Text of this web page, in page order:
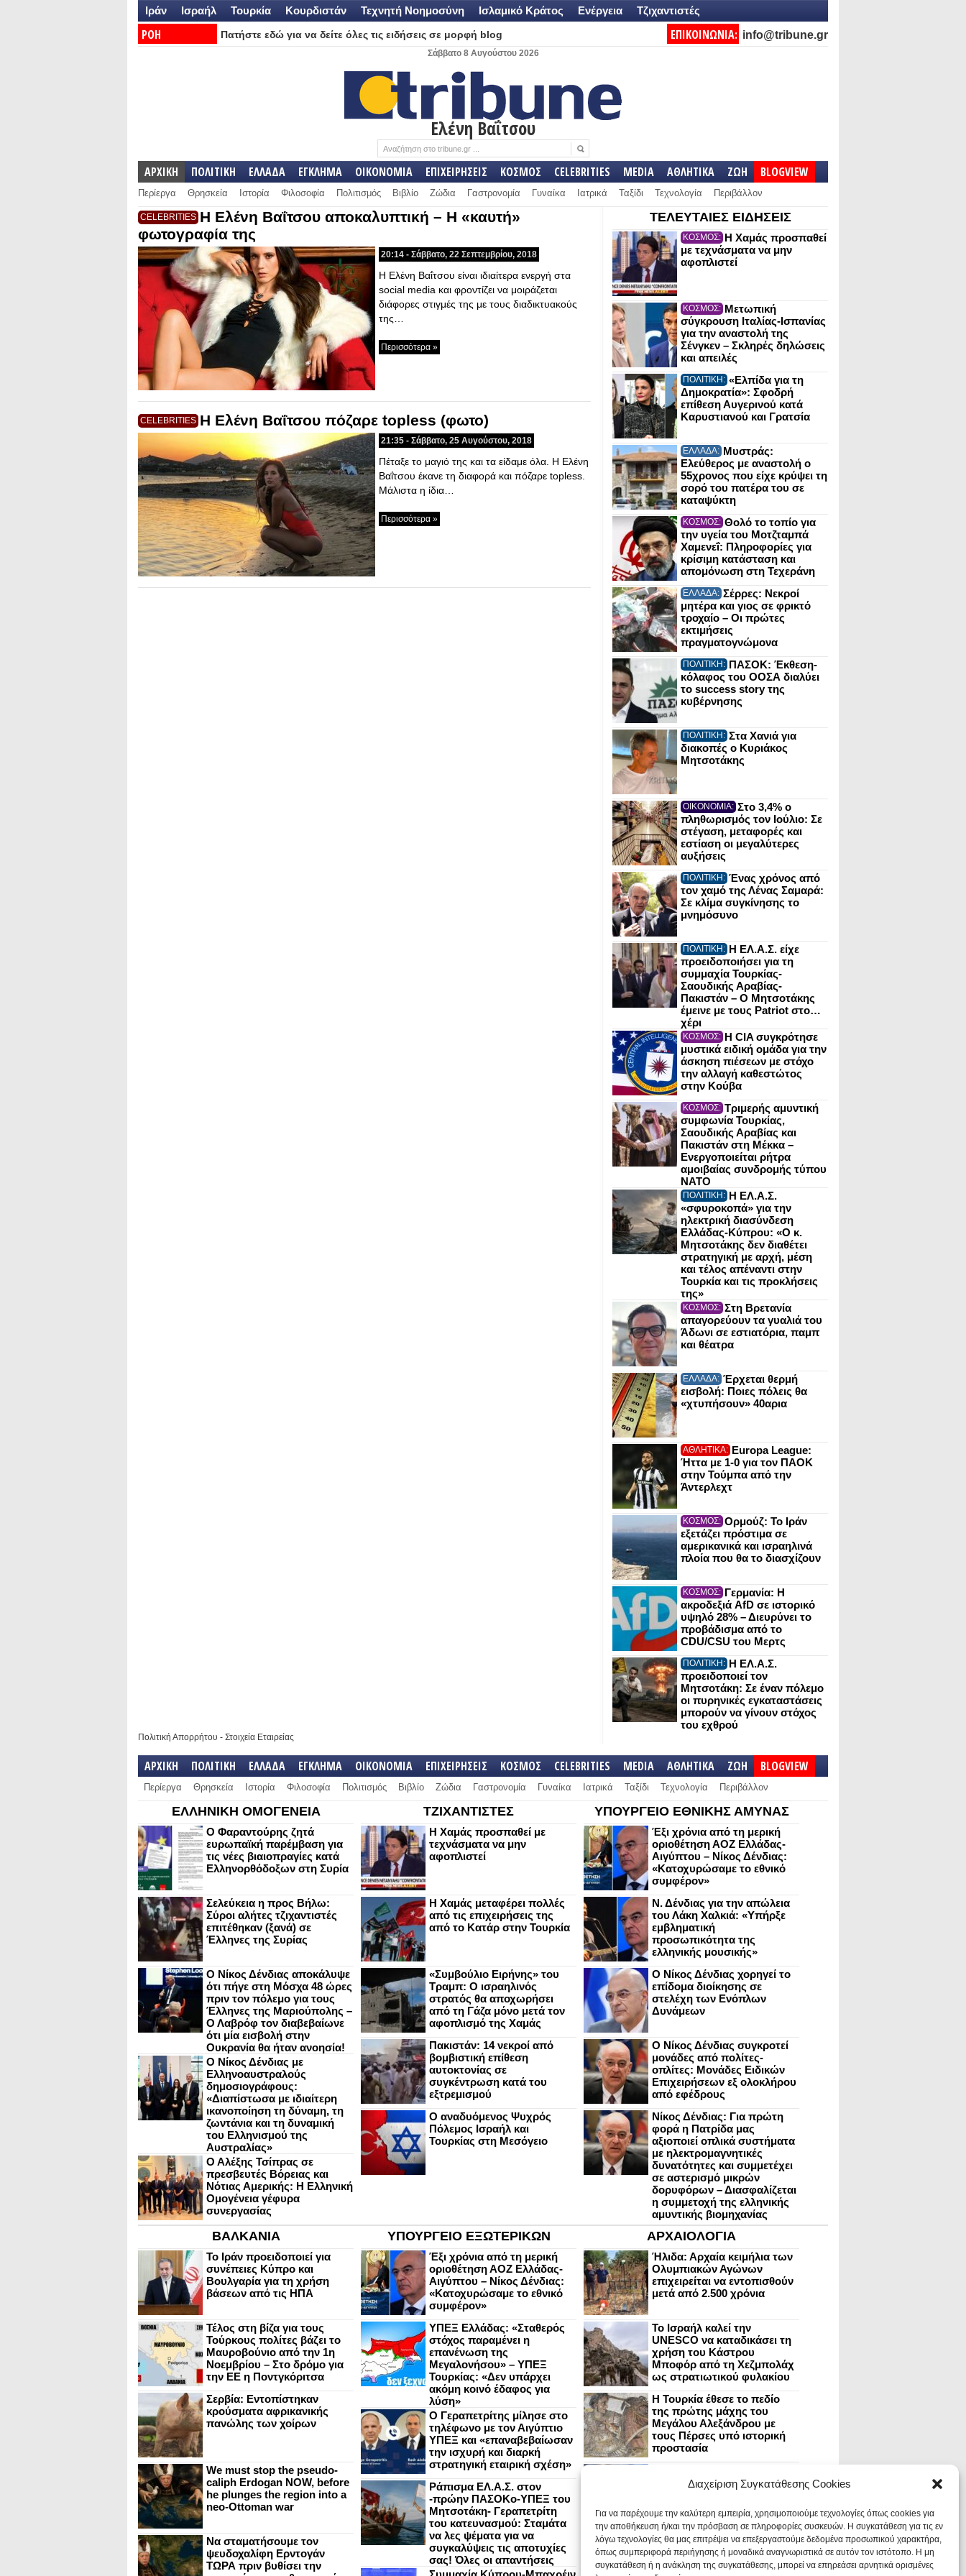
Διαχείριση Συγκατάθεσης Cookies
Για να παρέχουμε την καλύτερη εμπειρία, χρησιμοποιούμε τεχνολογίες όπως cookies για
την αποθήκευση ή/και την πρόσβαση σε πληροφορίες συσκευών. Η συγκατάθεση για τις εν
λόγω τεχνολογίες θα μας επιτρέψει να επεξεργαστούμε δεδομένα προσωπικού χαρακτήρα,
όπως συμπεριφορά περιήγησης ή μοναδικά αναγνωριστικά σε αυτόν τον ιστότοπο. Η μη
συγκατάθεση ή η ανάκληση της συγκατάθεσης, μπορεί να επηρεάσει αρνητικά ορισμένες
Ιράν Ισραήλ Τουρκία Κουρδιστάν Τεχνητή Νοημοσύνη Ισλαμικό Κράτος Ενέργεια Τζιχαντιστές
ΡΟΗ
Πατήστε εδώ για να δείτε όλες τις ειδήσεις σε μορφή blog ΕΠΙΚΟΙΝΩΝΙΑ: info@tribune.gr
Σάββατο 8 Αυγούστου 2026
Ελένη Βαΐτσου
ΑΡΧΙΚΗ ΠΟΛΙΤΙΚΗ ΕΛΛΑΔΑ ΕΓΚΛΗΜΑ ΟΙΚΟΝΟΜΙΑ ΕΠΙΧΕΙΡΗΣΕΙΣ ΚΟΣΜΟΣ CELEBRITIES MEDIA ΑΘΛΗΤΙΚΑ ΖΩΗ BLOGVIEW
Περίεργα Θρησκεία Ιστορία Φιλοσοφία Πολιτισμός Βιβλίο Ζώδια Γαστρονομία Γυναίκα Ιατρικά Ταξίδι Τεχνολογία Περιβάλλον
CELEBRITIES H Ελένη Βαΐτσου αποκαλυπτική – Η «καυτή»
φωτογραφία της
20:14 - Σάββατο, 22 Σεπτεμβρίου, 2018
Η Ελένη Βαΐτσου είναι ιδιαίτερα ενεργή στα
social media και φροντίζει να μοιράζεται
διάφορες στιγμές της με τους διαδικτυακούς
της…
Περισσότερα »
CELEBRITIES Η Ελένη Βαΐτσου πόζαρε topless (φωτο)
21:35 - Σάββατο, 25 Αυγούστου, 2018
Πέταξε το μαγιό της και τα είδαμε όλα. Η Ελένη
Βαΐτσου έκανε τη διαφορά και πόζαρε topless.
Μάλιστα η ίδια…
Περισσότερα »
ΤΕΛΕΥΤΑΙΕΣ ΕΙΔΗΣΕΙΣ
ΚΟΣΜΟΣ: Η Χαμάς προσπαθεί
με τεχνάσματα να μην
αφοπλιστεί
ΚΟΣΜΟΣ: Μετωπική
σύγκρουση Ιταλίας-Ισπανίας
για την αναστολή της
Σένγκεν – Σκληρές δηλώσεις
και απειλές
ΠΟΛΙΤΙΚΗ: «Ελπίδα για τη
Δημοκρατία»: Σφοδρή
επίθεση Αυγερινού κατά
Καρυστιανού και Γρατσία
ΕΛΛΑΔΑ: Μυστράς:
Ελεύθερος με αναστολή ο
55χρονος που είχε κρύψει τη
σορό του πατέρα του σε
καταψύκτη
ΚΟΣΜΟΣ: Θολό το τοπίο για
την υγεία του Μοτζταμπά
Χαμενεΐ: Πληροφορίες για
κρίσιμη κατάσταση και
απομόνωση στη Τεχεράνη
ΕΛΛΑΔΑ: Σέρρες: Νεκροί
μητέρα και γιος σε φρικτό
τροχαίο – Οι πρώτες
εκτιμήσεις
πραγματογνώμονα
ΠΟΛΙΤΙΚΗ: ΠΑΣΟΚ: Έκθεση-
κόλαφος του ΟΟΣΑ διαλύει
το success story της
κυβέρνησης
ΠΟΛΙΤΙΚΗ: Στα Χανιά για
διακοπές ο Κυριάκος
Μητσοτάκης
ΟΙΚΟΝΟΜΙΑ: Στο 3,4% ο
πληθωρισμός τον Ιούλιο: Σε
στέγαση, μεταφορές και
εστίαση οι μεγαλύτερες
αυξήσεις
ΠΟΛΙΤΙΚΗ: Ένας χρόνος από
τον χαμό της Λένας Σαμαρά:
Σε κλίμα συγκίνησης το
μνημόσυνο
ΠΟΛΙΤΙΚΗ: Η ΕΛ.Α.Σ. είχε
προειδοποιήσει για τη
συμμαχία Τουρκίας-
Σαουδικής Αραβίας-
Πακιστάν – Ο Μητσοτάκης
έμεινε με τους Patriot στο…
χέρι
ΚΟΣΜΟΣ: Η CIA συγκρότησε
μυστικά ειδική ομάδα για την
άσκηση πιέσεων με στόχο
την αλλαγή καθεστώτος
στην Κούβα
ΚΟΣΜΟΣ: Τριμερής αμυντική
συμφωνία Τουρκίας,
Σαουδικής Αραβίας και
Πακιστάν στη Μέκκα –
Ενεργοποιείται ρήτρα
αμοιβαίας συνδρομής τύπου
NATO
ΠΟΛΙΤΙΚΗ: Η ΕΛ.Α.Σ.
«σφυροκοπά» για την
ηλεκτρική διασύνδεση
Ελλάδας-Κύπρου: «Ο κ.
Μητσοτάκης δεν διαθέτει
στρατηγική με αρχή, μέση
και τέλος απέναντι στην
Τουρκία και τις προκλήσεις
της»
ΚΟΣΜΟΣ: Στη Βρετανία
απαγορεύουν τα γυαλιά του
Άδωνι σε εστιατόρια, παμπ
και θέατρα
ΕΛΛΑΔΑ: Έρχεται θερμή
εισβολή: Ποιες πόλεις θα
«χτυπήσουν» 40αρια
ΑΘΛΗΤΙΚΑ: Europa League:
Ήττα με 1-0 για τον ΠΑΟΚ
στην Τούμπα από την
Άντερλεχτ
ΚΟΣΜΟΣ: Ορμούζ: Το Ιράν
εξετάζει πρόστιμα σε
αμερικανικά και ισραηλινά
πλοία που θα το διασχίζουν
ΚΟΣΜΟΣ: Γερμανία: Η
ακροδεξιά AfD σε ιστορικό
υψηλό 28% – Διευρύνει το
προβάδισμα από το
CDU/CSU του Μερτς
ΠΟΛΙΤΙΚΗ: Η ΕΛ.Α.Σ.
προειδοποιεί τον
Μητσοτάκη: Σε έναν πόλεμο
οι πυρηνικές εγκαταστάσεις
μπορούν να γίνουν στόχος
του εχθρού
Πολιτική Απορρήτου - Στοιχεία Εταιρείας
ΑΡΧΙΚΗ ΠΟΛΙΤΙΚΗ ΕΛΛΑΔΑ ΕΓΚΛΗΜΑ ΟΙΚΟΝΟΜΙΑ ΕΠΙΧΕΙΡΗΣΕΙΣ ΚΟΣΜΟΣ CELEBRITIES MEDIA ΑΘΛΗΤΙΚΑ ΖΩΗ BLOGVIEW
Περίεργα Θρησκεία Ιστορία Φιλοσοφία Πολιτισμός Βιβλίο Ζώδια Γαστρονομία Γυναίκα Ιατρικά Ταξίδι Τεχνολογία Περιβάλλον
ΕΛΛΗΝΙΚΗ ΟΜΟΓΕΝΕΙΑ
Ο Φαραντούρης ζητά
ευρωπαϊκή παρέμβαση για
τις νέες βιαιοπραγίες κατά
Ελληνορθόδοξων στη Συρία
Σελεύκεια η προς Βήλω:
Σύροι αλήτες τζιχαντιστές
επιτέθηκαν (ξανά) σε
Έλληνες της Συρίας
Ο Νίκος Δένδιας αποκάλυψε
ότι πήγε στη Μόσχα 48 ώρες
πριν τον πόλεμο για τους
Έλληνες της Μαριούπολης –
Ο Λαβρόφ τον διαβεβαίωνε
ότι μία εισβολή στην
Ουκρανία θα ήταν ανοησία!
Ο Νίκος Δένδιας με
Ελληνοαυστραλούς
δημοσιογράφους:
«Διαπίστωσα με ιδιαίτερη
ικανοποίηση τη δύναμη, τη
ζωντάνια και τη δυναμική
του Ελληνισμού της
Αυστραλίας»
Ο Αλέξης Τσίπρας σε
πρεσβευτές Βόρειας και
Νότιας Αμερικής: Η Ελληνική
Ομογένεια γέφυρα
συνεργασίας
ΤΖΙΧΑΝΤΙΣΤΕΣ
Η Χαμάς προσπαθεί με
τεχνάσματα να μην
αφοπλιστεί
Η Χαμάς μεταφέρει πολλές
από τις επιχειρήσεις της
από το Κατάρ στην Τουρκία
«Συμβούλιο Ειρήνης» του
Τραμπ: Ο ισραηλινός
στρατός θα αποχωρήσει
από τη Γάζα μόνο μετά τον
αφοπλισμό της Χαμάς
Πακιστάν: 14 νεκροί από
βομβιστική επίθεση
αυτοκτονίας σε
συγκέντρωση κατά του
εξτρεμισμού
Ο αναδυόμενος Ψυχρός
Πόλεμος Ισραήλ και
Τουρκίας στη Μεσόγειο
ΥΠΟΥΡΓΕΙΟ ΕΘΝΙΚΗΣ ΑΜΥΝΑΣ
Έξι χρόνια από τη μερική
οριοθέτηση ΑΟΖ Ελλάδας-
Αιγύπτου – Νίκος Δένδιας:
«Κατοχυρώσαμε το εθνικό
συμφέρον»
Ν. Δένδιας για την απώλεια
του Λάκη Χαλκιά: «Υπήρξε
εμβληματική
προσωπικότητα της
ελληνικής μουσικής»
Ο Νίκος Δένδιας χορηγεί το
επίδομα διοίκησης σε
στελέχη των Ενόπλων
Δυνάμεων
Ο Νίκος Δένδιας συγκροτεί
μονάδες από πολίτες-
οπλίτες: Μονάδες Ειδικών
Επιχειρήσεων εξ ολοκλήρου
από εφέδρους
Νίκος Δένδιας: Για πρώτη
φορά η Πατρίδα μας
αξιοποιεί οπλικά συστήματα
με ηλεκτρομαγνητικές
δυνατότητες και συμμετέχει
σε αστερισμό μικρών
δορυφόρων – Διασφαλίζεται
η συμμετοχή της ελληνικής
αμυντικής βιομηχανίας
ΒΑΛΚΑΝΙΑ
Το Ιράν προειδοποιεί για
συνέπειες Κύπρο και
Βουλγαρία για τη χρήση
βάσεων από τις ΗΠΑ
Τέλος στη βίζα για τους
Τούρκους πολίτες βάζει το
Μαυροβούνιο από την 1η
Νοεμβρίου – Στο δρόμο για
την ΕΕ η Ποντγκόριτσα
Σερβία: Εντοπίστηκαν
κρούσματα αφρικανικής
πανώλης των χοίρων
We must stop the pseudo-
caliph Erdogan NOW, before
he plunges the region into a
neo-Ottoman war
Να σταματήσουμε τον
ψευδοχαλίφη Ερντογάν
ΤΩΡΑ πριν βυθίσει την
ΥΠΟΥΡΓΕΙΟ ΕΞΩΤΕΡΙΚΩΝ
Έξι χρόνια από τη μερική
οριοθέτηση ΑΟΖ Ελλάδας-
Αιγύπτου – Νίκος Δένδιας:
«Κατοχυρώσαμε το εθνικό
συμφέρον»
ΥΠΕΞ Ελλάδας: «Σταθερός
στόχος παραμένει η
επανένωση της
Μεγαλονήσου» – ΥΠΕΞ
Τουρκίας: «Δεν υπάρχει
ακόμη κοινό έδαφος για
λύση»
Ο Γεραπετρίτης μίλησε στο
τηλέφωνο με τον Αιγύπτιο
ΥΠΕΞ και «επαναβεβαίωσαν
την ισχυρή και διαρκή
στρατηγική εταιρική σχέση»
Ράπισμα ΕΛ.Α.Σ. στον
-πρώην ΠΑΣΟΚο-ΥΠΕΞ του
Μητσοτάκη- Γεραπετρίτη
του κατευνασμού: Σταμάτα
να λες ψέματα για να
συγκαλύψεις τις αποτυχίες
σας! Όλες οι απαντήσεις
ΑΡΧΑΙΟΛΟΓΙΑ
Ήλιδα: Αρχαία κειμήλια των
Ολυμπιακών Αγώνων
επιχειρείται να εντοπισθούν
μετά από 2.500 χρόνια
Το Ισραήλ καλεί την
UNESCO να καταδικάσει τη
χρήση του Κάστρου
Μποφόρ από τη Χεζμπολάχ
ως στρατιωτικού φυλακίου
Η Τουρκία έθεσε το πεδίο
της πρώτης μάχης του
Μεγάλου Αλεξάνδρου με
τους Πέρσες υπό ιστορική
προστασία
ανακτόρου στην
στο Παλάτι των Δεσποτών
Οι Νεάντερταλ έκαναν
οδοντιατρικές επεμβάσεις σε
χαλασμένα δόντια, σύμφωνα